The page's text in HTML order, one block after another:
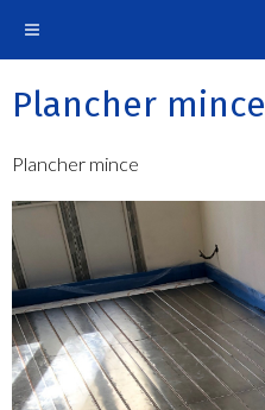
Plancher mince
Plancher mince